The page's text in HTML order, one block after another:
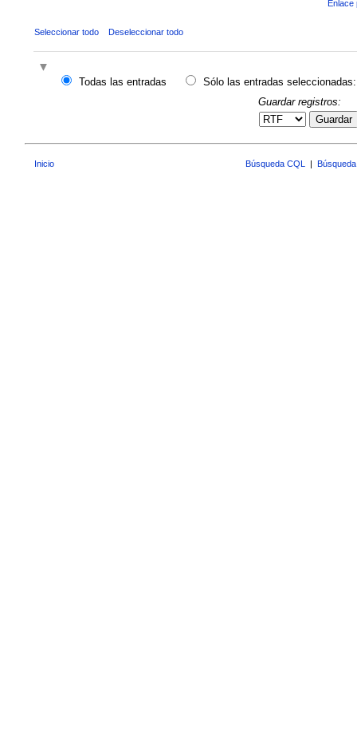
Enlace
Seleccionar todo Deseleccionar todo
Todas las entradas
Sólo las entradas seleccionadas:
Guardar registros:
Guardar
Inicio Búsqueda CQL